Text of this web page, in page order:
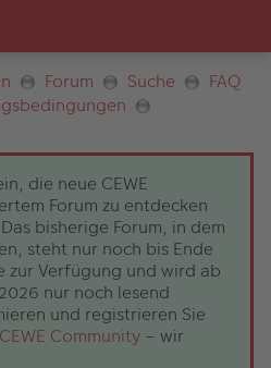
Forum Suche
FAQ
die neue CEWE
Forum zu entdecken
bisherige Forum, in dem
steht nur noch bis Ende
zur Verfügung und wird ab
nur noch lesend
und registrieren Sie
Community – wir